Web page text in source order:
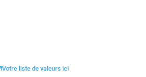
Votre liste de valeurs ici